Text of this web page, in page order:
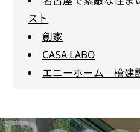
スト
創家
CASA LABO
エニーホーム 檜建